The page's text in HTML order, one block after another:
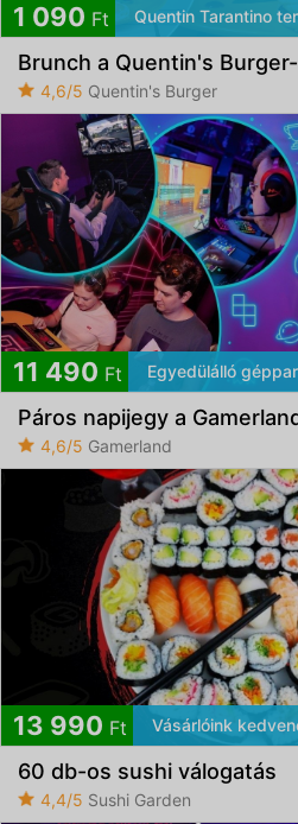
1 090 Ft Quentin Tarantino
Brunch a Quentin's
4,6/5 Quentin's Burger
11 490 Ft Egyedülálló
Páros napijegy a
4,6/5 Gamerland
13 990 Ft Vásárlóink
60 db-os sushi válogatás
4,4/5 Sushi Garden